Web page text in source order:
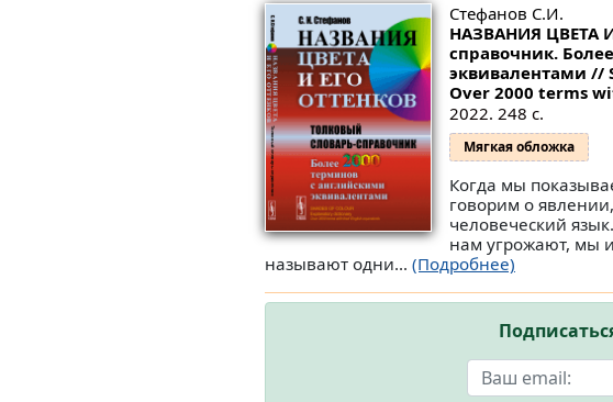
Стефанов С.И.
НАЗВАНИЯ ЦВЕТА
справочник.
эквивалентами //
Over 2000 terms
2022. 248 с.
Мягкая обложка
Когда мы
говорим о
человеческий
нам угрожают, мы
называют одни... (Подробнее)